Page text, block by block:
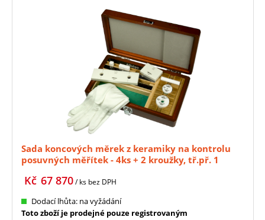
Sada koncových měrek z keramiky na kontrolu
posuvných měřítek - 4ks + 2 kroužky, tř.př. 1
67 870
Kč / ks bez DPH
Dodací lhůta: na vyžádání
Toto zboží je prodejné pouze registrovaným